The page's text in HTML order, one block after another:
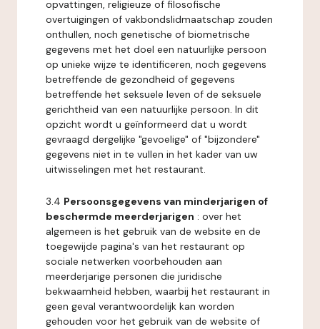
opvattingen, religieuze of filosofische
overtuigingen of vakbondslidmaatschap zouden
onthullen, noch genetische of biometrische
gegevens met het doel een natuurlijke persoon
op unieke wijze te identificeren, noch gegevens
betreffende de gezondheid of gegevens
betreffende het seksuele leven of de seksuele
gerichtheid van een natuurlijke persoon. In dit
opzicht wordt u geïnformeerd dat u wordt
gevraagd dergelijke "gevoelige" of "bijzondere"
gegevens niet in te vullen in het kader van uw
uitwisselingen met het restaurant.
3.4 Persoonsgegevens van minderjarigen of
beschermde meerderjarigen : over het
algemeen is het gebruik van de website en de
toegewijde pagina's van het restaurant op
sociale netwerken voorbehouden aan
meerderjarige personen die juridische
bekwaamheid hebben, waarbij het restaurant in
geen geval verantwoordelijk kan worden
gehouden voor het gebruik van de website of